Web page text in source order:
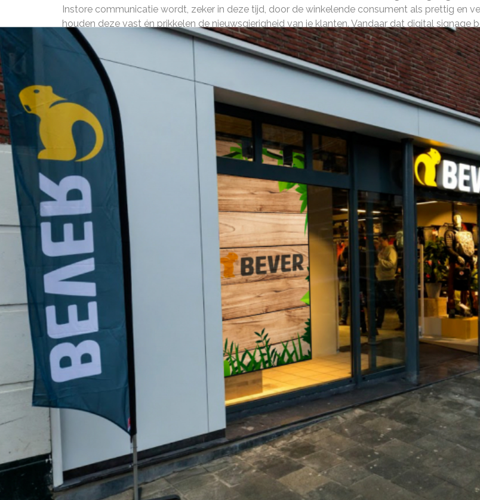
Instore communicatie wordt, zeker in deze tijd, door de winkelende consument als prettig en
houden deze vast én prikkelen de nieuwsgierigheid van je klanten. Vandaar dat digital
klanten te vermaken en te informeren. Met goede visuele communicatie creëer je een beter
én meer omzet.